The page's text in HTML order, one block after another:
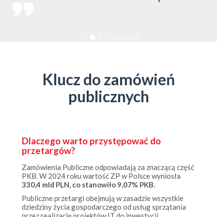
publicznych
przetargów?
Zamówienia Publiczne odpowiadają za znaczącą część
PKB. W 2024 roku wartość ZP w Polsce wyniosła
330,4 mld PLN, co stanowiło 9,07% PKB.
Publiczne przetargi obejmują w zasadzie wszystkie
dziedziny życia gospodarczego od usług sprzątania
przez realizację projektów IT do inwestycji
infrastrukturalnych.